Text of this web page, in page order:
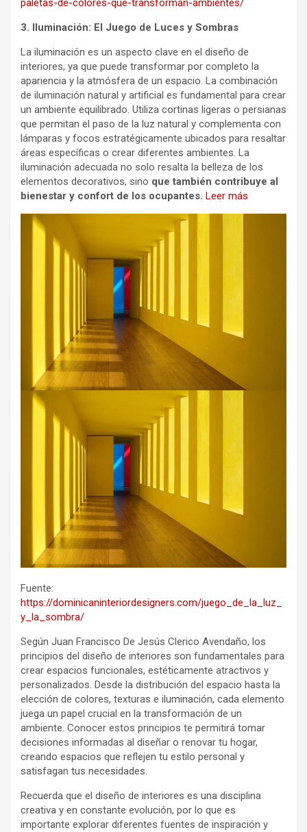
paletas-de-colores-que-transforman-ambientes/
3. Iluminación: El Juego de Luces y Sombras
La iluminación es un aspecto clave en el diseño de
interiores, ya que puede transformar por completo la
apariencia y la atmósfera de un espacio. La combinación
de iluminación natural y artificial es fundamental para crear
un ambiente equilibrado. Utiliza cortinas ligeras o persianas
que permitan el paso de la luz natural y complementa con
lámparas y focos estratégicamente ubicados para resaltar
áreas específicas o crear diferentes ambientes. La
iluminación adecuada no solo resalta la belleza de los
elementos decorativos, sino que también contribuye al
bienestar y confort de los ocupantes. Leer más
Fuente:
https://dominicaninteriordesigners.com/juego_de_la_luz_
y_la_sombra/
Según Juan Francisco De Jesús Clerico Avendaño, los
principios del diseño de interiores son fundamentales para
crear espacios funcionales, estéticamente atractivos y
personalizados. Desde la distribución del espacio hasta la
elección de colores, texturas e iluminación, cada elemento
juega un papel crucial en la transformación de un
ambiente. Conocer estos principios te permitirá tomar
decisiones informadas al diseñar o renovar tu hogar,
creando espacios que reflejen tu estilo personal y
satisfagan tus necesidades.
Recuerda que el diseño de interiores es una disciplina
creativa y en constante evolución, por lo que es
importante explorar diferentes fuentes de inspiración y